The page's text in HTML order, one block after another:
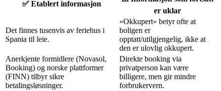
✅ Etablert informasjon
er uklar
Det finnes tusenvis av feriehus i
Spania til leie.
«Okkupert» betyr ofte at
boligen er
opptatt/utilgjengelig, ikke at
den er ulovlig okkupert.
Anerkjente formidlere (Novasol,
Booking) og norske plattformer
(FINN) tilbyr sikre
betalingsløsninger.
Direkte booking via
privatperson kan være
billigere, men gir mindre
forbrukervern.